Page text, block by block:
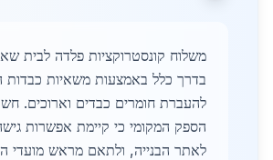
משלוח קונסטרוקציות פלדה לבית
בדרך כלל באמצעות משאיות כבדות
להעברת חומרים כבדים וארוכים.
הספק המקומי כי קיימת אפשרות
לאתר הבנייה, ולתאם מראש מועדי